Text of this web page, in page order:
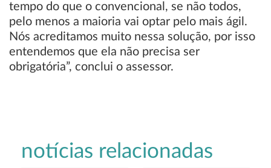
tempo do que o convencional, se não todos,
pelo menos a maioria vai optar pelo mais ágil.
Nós acreditamos muito nessa solução, por isso
entendemos que ela não precisa ser
obrigatória”, conclui o assessor.
notícias relacionadas